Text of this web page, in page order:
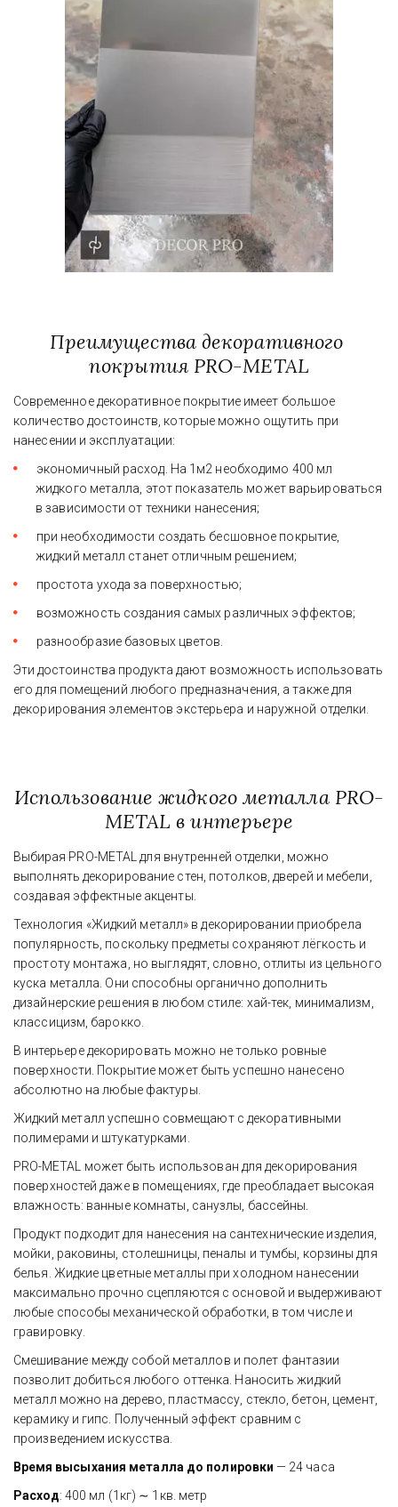
Преимущества декоративного
покрытия PRO-METAL
Современное декоративное покрытие имеет большое
количество достоинств, которые можно ощутить при
нанесении и эксплуатации:
экономичный расход. На 1м2 необходимо 400 мл
жидкого металла, этот показатель может варьироваться
в зависимости от техники нанесения;
при необходимости создать бесшовное покрытие,
жидкий металл станет отличным решением;
простота ухода за поверхностью;
возможность создания самых различных эффектов;
разнообразие базовых цветов.
Эти достоинства продукта дают возможность использовать
его для помещений любого предназначения, а также для
декорирования элементов экстерьера и наружной отделки.
Использование жидкого металла PRO-
METAL в интерьере
Выбирая PRO-METAL для внутренней отделки, можно
выполнять декорирование стен, потолков, дверей и мебели,
создавая эффектные акценты.
Технология «Жидкий металл» в декорировании приобрела
популярность, поскольку предметы сохраняют лёгкость и
простоту монтажа, но выглядят, словно, отлиты из цельного
куска металла. Они способны органично дополнить
дизайнерские решения в любом стиле: хай-тек, минимализм,
классицизм, барокко.
В интерьере декорировать можно не только ровные
поверхности. Покрытие может быть успешно нанесено
абсолютно на любые фактуры.
Жидкий металл успешно совмещают с декоративными
полимерами и штукатурками.
PRO-METAL может быть использован для декорирования
поверхностей даже в помещениях, где преобладает высокая
влажность: ванные комнаты, санузлы, бассейны.
Продукт подходит для нанесения на сантехнические изделия,
мойки, раковины, столешницы, пеналы и тумбы, корзины для
белья. Жидкие цветные металлы при холодном нанесении
максимально прочно сцепляются с основой и выдерживают
любые способы механической обработки, в том числе и
гравировку.
Смешивание между собой металлов и полет фантазии
позволит добиться любого оттенка. Наносить жидкий
металл можно на дерево, пластмассу, стекло, бетон, цемент,
керамику и гипс. Полученный эффект сравним с
произведением искусства.
Время высыхания металла до полировки — 24 часа
Расход: 400 мл (1кг) ∼ 1кв. метр